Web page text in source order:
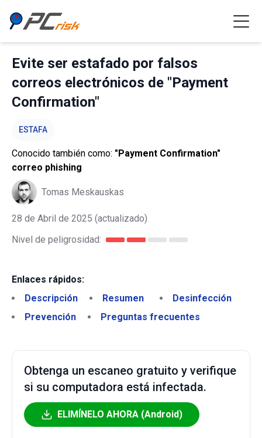
Evite ser estafado por falsos
correos electrónicos de "Payment
Confirmation"
ESTAFA
Conocido también como: "Payment Confirmation"
correo phishing
Tomas Meskauskas
28 de Abril de 2025 (actualizado)
Nivel de peligrosidad:
Enlaces rápidos:
Descripción
Resumen
Desinfección
Prevención
Preguntas frecuentes
Obtenga un escaneo gratuito y verifique
si su computadora está infectada.
ELIMÍNELO AHORA (Android)